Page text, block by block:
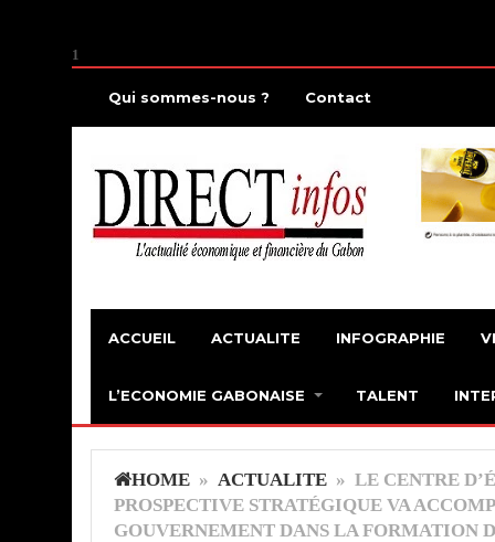
1
Qui sommes-nous ? Contact
ACCUEIL ACTUALITE INFOGRAPHIE
L’ECONOMIE GABONAISE TALENT
HOME » ACTUALITE » LE CENTRE
PROSPECTIVE STRATÉGIQUE VA
GOUVERNEMENT DANS LA FORMATION